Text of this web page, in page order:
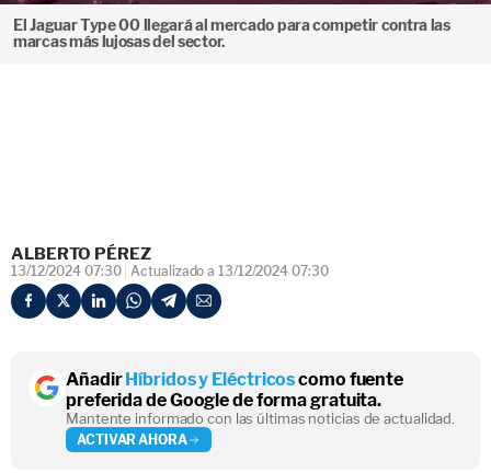
El Jaguar Type 00 llegará al mercado para competir contra las
marcas más lujosas del sector.
ALBERTO PÉREZ
13/12/2024 07:30 Actualizado a 13/12/2024 07:30
AñadirHíbridos y Eléctricoscomo fuente
preferida de Google de forma gratuita.
Mantente informado con las últimas noticias de actualidad.
ACTIVAR AHORA